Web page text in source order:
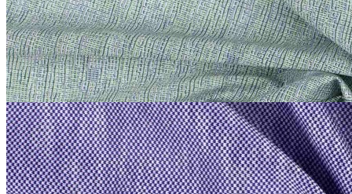
2 200₽
за м
Купить
В наличии 12 м
Etro
Трикотаж сток Etro
хлопок 100%